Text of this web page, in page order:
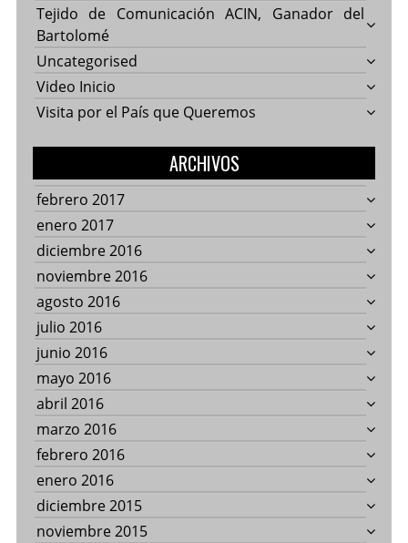
Tejido de Comunicación ACIN, Ganador del
Bartolomé
Uncategorised
Video Inicio
Visita por el País que Queremos
ARCHIVOS
febrero 2017
enero 2017
diciembre 2016
noviembre 2016
agosto 2016
julio 2016
junio 2016
mayo 2016
abril 2016
marzo 2016
febrero 2016
enero 2016
diciembre 2015
noviembre 2015